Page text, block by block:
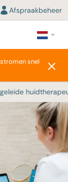
Afspraakbeheer
snel